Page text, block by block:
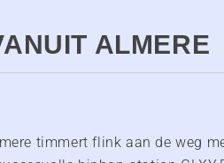
ALMERE
timmert flink aan de weg